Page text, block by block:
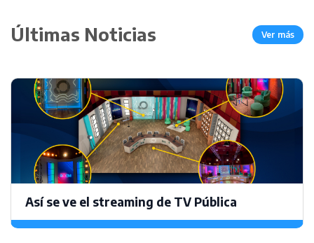
Últimas Noticias Ver más
Así se ve el streaming de TV Pública